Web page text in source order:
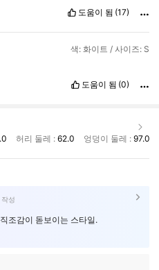
)paratampar
도움이 됨 (17)
색: 화이트 / 사이즈: S
도움이 됨 (0)
허리 둘레 : 62.0 엉덩이 둘레 : 97.0
성
조감이 돋보이는 스타일.